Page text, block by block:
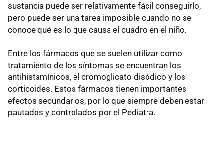
sustancia puede ser relativamente fácil conseguirlo,
pero puede ser una tarea imposible cuando no se
conoce qué es lo que causa el cuadro en el niño.
Entre los fármacos que se suelen utilizar como
tratamiento de los síntomas se encuentran los
antihistamínicos, el cromoglicato disódico y los
corticoides. Estos fármacos tienen importantes
efectos secundarios, por lo que siempre deben estar
pautados y controlados por el Pediatra.